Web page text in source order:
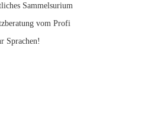
Sammelsurium
vom Profi
Sprachen!